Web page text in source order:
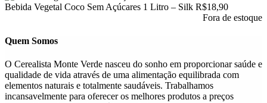
Bebida Vegetal Coco Sem Açúcares 1 Litro – Silk R$18,90
Fora de estoque
Quem Somos
O Cerealista Monte Verde nasceu do sonho em proporcionar saúde e
qualidade de vida através de uma alimentação equilibrada com
elementos naturais e totalmente saudáveis. Trabalhamos
incansavelmente para oferecer os melhores produtos a preços